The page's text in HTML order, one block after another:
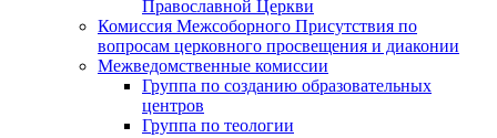
Православной Церкви
Комиссия Межсоборного Присутствия по
вопросам церковного просвещения и диаконии
Межведомственные комиссии
Группа по созданию образовательных
центров
Группа по теологии